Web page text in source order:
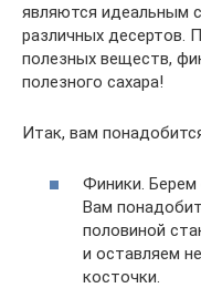
являются идеальным
различных десертов.
полезных веществ,
полезного сахара!
Итак, вам
Финики. Берем
Вам
половиной
и оставляем
косточки.